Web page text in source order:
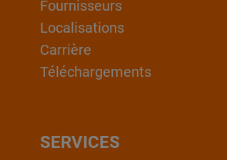
Fournisseurs
Localisations
Carrière
Téléchargements
SERVICES